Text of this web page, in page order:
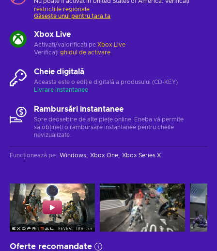
restricțiile regionale
Găsește unul pentru țara ta
Xbox Live
Activați/valorificați pe Xbox Live
Verificați ghidul de activare
Cheie digitală
Aceasta este o ediție digitală a produsului (CD-KEY)
Livrare instantanee
Rambursări instantanee
Spre deosebire de alte piețe online, Eneba vă permite
să obțineți o rambursare instantanee pentru cheile
nevizualizate.
Funcționează pe: Windows Xbox One Xbox Series X
Oferte recomandate